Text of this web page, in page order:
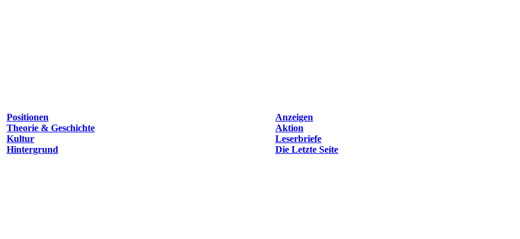
Positionen
Anzeigen
Theorie & Geschichte
Aktion
Kultur
Leserbriefe
Hintergrund Die Letzte Seite